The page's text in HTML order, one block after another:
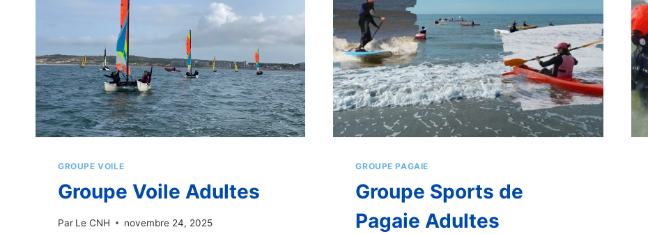
GROUPE VOILE
Groupe Voile Adultes
Par Le CNH novembre 24, 2025
GROUPE PAGAIE
Groupe Sports de
Pagaie Adultes